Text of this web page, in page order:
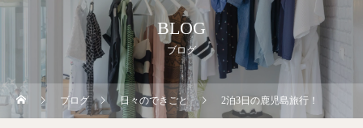
BLOG
ブログ
ブログ 日々のできごと 2泊3日の鹿児島旅行！